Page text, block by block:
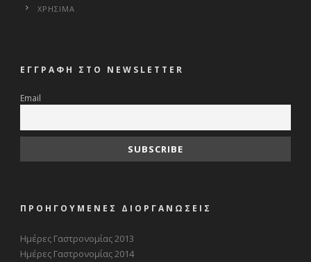
ΧΡΗΣΙΜΑ
ΕΓΓΡΑΦΗ ΣΤΟ NEWSLETTER
Email
ΠΡΟΗΓΟΥΜΕΝΕΣ ΔΙΟΡΓΑΝΩΣΕΙΣ
Ημέρες Γαστρονομίας 2013
Ημέρες Γαστρονομίας 2014